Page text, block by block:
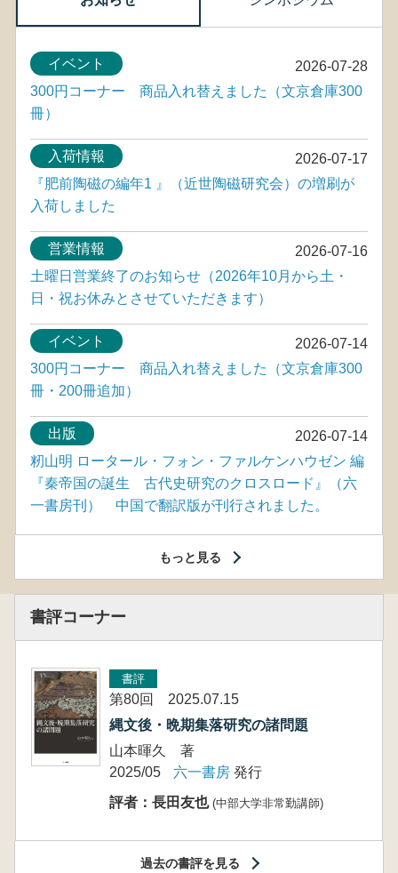
2026-07-28
イベント
300円コーナー 商品入れ替えました（文京倉庫300
冊）
2026-07-17
入荷情報
『肥前陶磁の編年1 』（近世陶磁研究会）の増刷が
入荷しました
2026-07-16
営業情報
土曜日営業終了のお知らせ（2026年10月から土・
日・祝お休みとさせていただきます）
2026-07-14
イベント
300円コーナー 商品入れ替えました（文京倉庫300
冊・200冊追加）
2026-07-14
出版
籾山明 ロータール・フォン・ファルケンハウゼン 編
『秦帝国の誕生 古代史研究のクロスロード』（六
一書房刊） 中国で翻訳版が刊行されました。
もっと見る
書評コーナー
書評
第80回 2025.07.15
縄文後・晩期集落研究の諸問題
山本暉久 著
2025/05
六一書房 発行
評者：長田友也 (中部大学非常勤講師)
過去の書評を見る